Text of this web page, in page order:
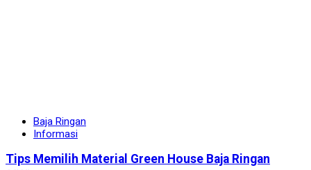
Baja Ringan
Informasi
Tips Memilih Material Green House Baja Ringan